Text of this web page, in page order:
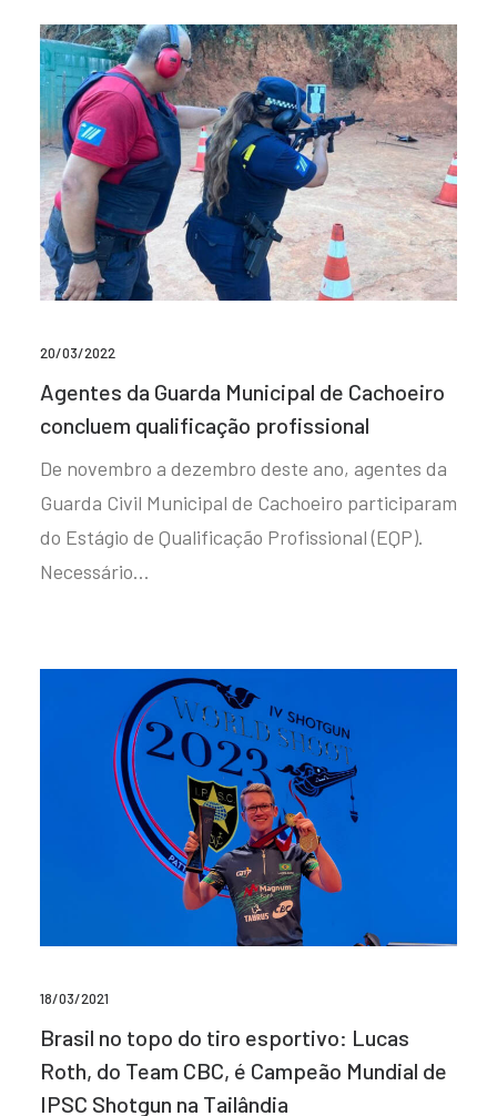
20/03/2022
Agentes da Guarda Municipal de Cachoeiro
concluem qualificação profissional
De novembro a dezembro deste ano, agentes da
Guarda Civil Municipal de Cachoeiro participaram
do Estágio de Qualificação Profissional (EQP).
Necessário…
18/03/2021
Brasil no topo do tiro esportivo: Lucas
Roth, do Team CBC, é Campeão Mundial de
IPSC Shotgun na Tailândia